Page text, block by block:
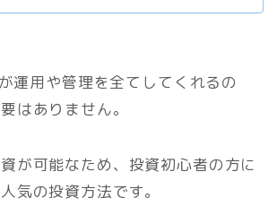
運用や管理を全てしてくれるの
はありません。
が可能なため、投資初心者の方に
気の投資方法です。